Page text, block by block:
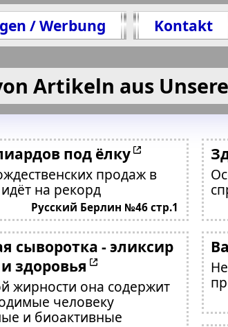
/ Werbung Kontakt
Artikeln aus
под ёлку
продаж в
на рекорд
Русский Берлин №46 стр.1
- эликсир
здоровья
жирности она содержит
человеку
и биоактивные